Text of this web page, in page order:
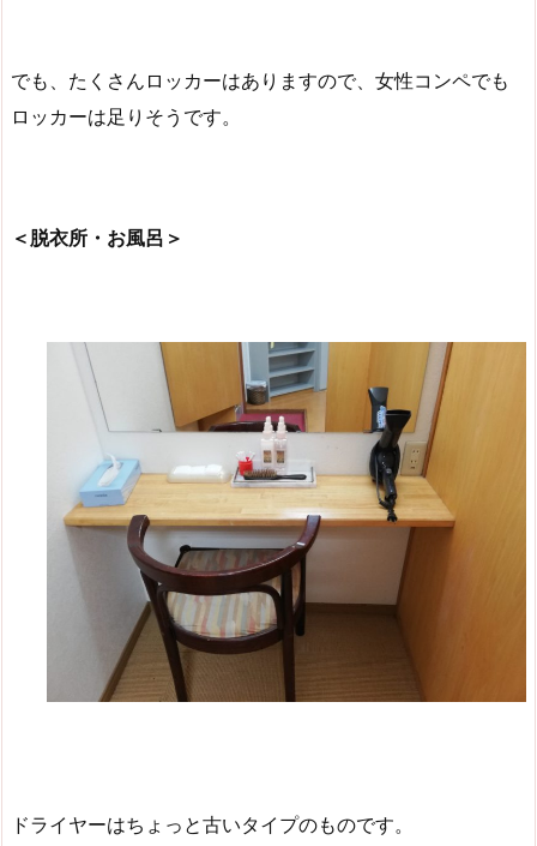
でも、たくさんロッカーはありますので、女性コンペでも
ロッカーは足りそうです。
＜脱衣所・お風呂＞
ドライヤーはちょっと古いタイプのものです。